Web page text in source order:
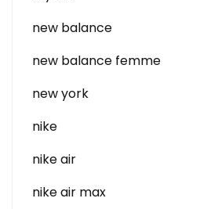
new balance
new balance femme
new york
nike
nike air
nike air max